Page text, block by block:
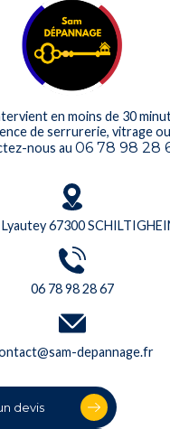
en moins de 30
de serrurerie, vitrage
nous au 06 78 98 28
Lyautey 67300
06 78 98 28 67
depannage.fr
devis